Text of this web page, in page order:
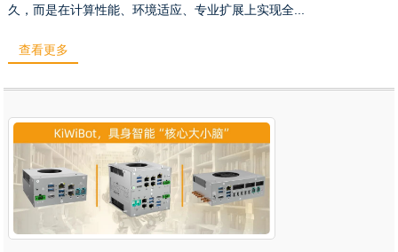
久，而是在计算性能、环境适应、专业扩展上实现全...
查看更多